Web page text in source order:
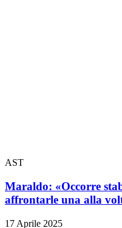
AST
Maraldo: «Occorre
affrontarle una alla
17 Aprile 2025